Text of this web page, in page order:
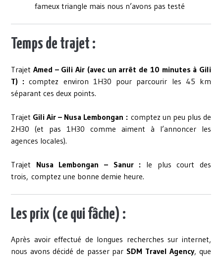
fameux triangle mais nous n’avons pas testé
Temps de trajet :
Trajet Amed – Gili Air (avec un arrêt de 10 minutes à Gili
T) : comptez environ 1H30 pour parcourir les 45 km
séparant ces deux points.
Trajet Gili Air – Nusa Lembongan : comptez un peu plus de
2H30 (et pas 1H30 comme aiment à l’annoncer les
agences locales).
Trajet Nusa Lembongan – Sanur : le plus court des
trois, comptez une bonne demie heure.
Les prix (ce qui fâche) :
Après avoir effectué de longues recherches sur internet,
nous avons décidé de passer par SDM Travel Agency, que